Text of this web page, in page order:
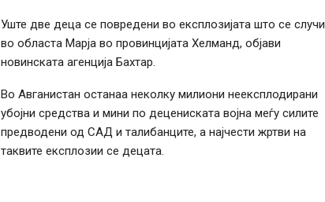
Уште две деца се повредени во експлозијата што се случи
во областа Марја во провинцијата Хелманд, објави
новинската агенција Бахтар.
Во Авганистан останаа неколку милиони неексплодирани
убојни средства и мини по децениската војна меѓу силите
предводени од САД и талибанците, а најчести жртви на
таквите експлозии се децата.